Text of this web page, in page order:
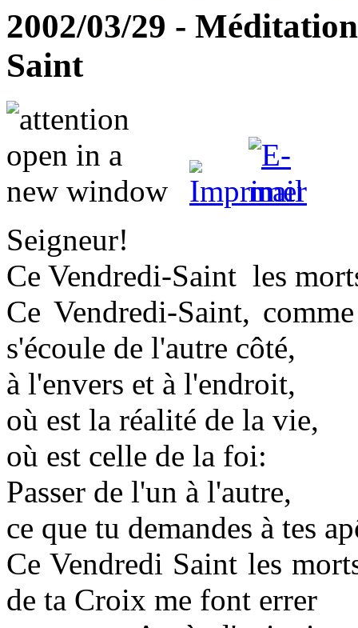
2002/03/29 -
Saint
Seigneur!
Ce Vendredi-Saint les
Ce Vendredi-Saint,
s'écoule de l'autre côté,
à l'envers et à l'endroit,
où est la réalité de la vie,
où est celle de la foi:
Passer de l'un à l'autre,
ce que tu demandes à tes
Ce Vendredi Saint les
de ta Croix me font errer